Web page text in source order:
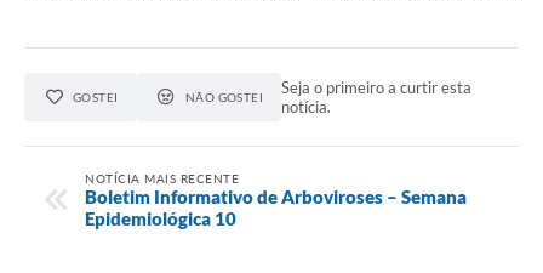
GOSTEI NÃO GOSTEI
Seja o primeiro a curtir esta
notícia.
NOTÍCIA MAIS RECENTE
Boletim Informativo de Arboviroses – Semana
Epidemiológica 10